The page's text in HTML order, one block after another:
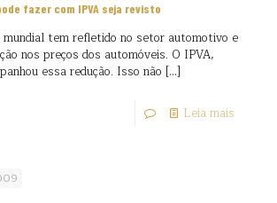
fazer com IPVA seja revisto
mundial tem refletido no setor automotivo e
nos preços dos automóveis. O IPVA,
essa redução. Isso não […]
Leia mais